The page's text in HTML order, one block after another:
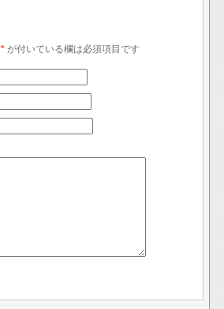
*が付いている欄は必須項目です